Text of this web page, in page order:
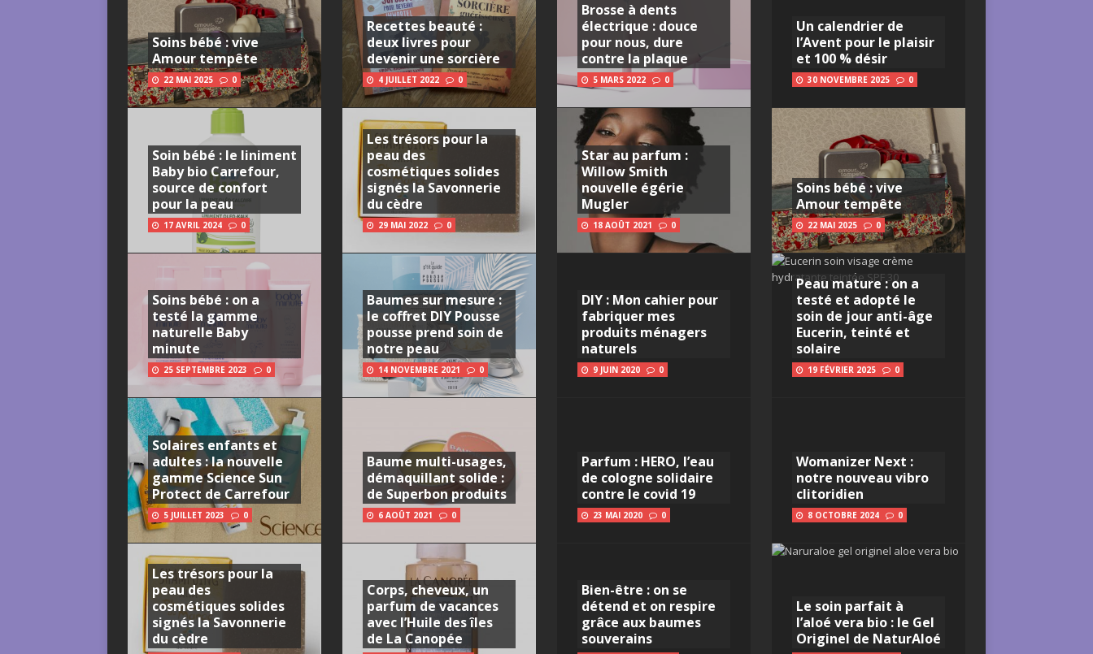
Soins bébé : vive
Amour tempête
22 MAI 2025 0
Soin bébé : le liniment
Baby bio Carrefour,
source de confort
pour la peau
17 AVRIL 2024 0
Soins bébé : on a
testé la gamme
naturelle Baby
minute
25 SEPTEMBRE 2023 0
Solaires enfants et
adultes : la nouvelle
gamme Science Sun
Protect de Carrefour
5 JUILLET 2023 0
Les trésors pour la
peau des
cosmétiques solides
signés la Savonnerie
du cèdre
Recettes beauté :
deux livres pour
devenir une sorcière
4 JUILLET 2022 0
Les trésors pour la
peau des
cosmétiques solides
signés la Savonnerie
du cèdre
29 MAI 2022 0
Baumes sur mesure :
le coffret DIY Pousse
pousse prend soin de
notre peau
14 NOVEMBRE 2021 0
Baume multi-usages,
démaquillant solide :
de Superbon produits
6 AOÛT 2021 0
Corps, cheveux, un
parfum de vacances
avec l’Huile des îles
de La Canopée
Brosse à dents
électrique : douce
pour nous, dure
contre la plaque
5 MARS 2022 0
Star au parfum :
Willow Smith
nouvelle égérie
Mugler
18 AOÛT 2021 0
DIY : Mon cahier pour
fabriquer mes
produits ménagers
naturels
9 JUIN 2020 0
Parfum : HERO, l’eau
de cologne solidaire
contre le covid 19
23 MAI 2020 0
Bien-être : on se
détend et on respire
grâce aux baumes
souverains
Un calendrier de
l’Avent pour le plaisir
et 100 % désir
30 NOVEMBRE 2025 0
Soins bébé : vive
Amour tempête
22 MAI 2025 0
Peau mature : on a
testé et adopté le
soin de jour anti-âge
Eucerin, teinté et
solaire
19 FÉVRIER 2025 0
Womanizer Next :
notre nouveau vibro
clitoridien
8 OCTOBRE 2024 0
Le soin parfait à
l’aloé vera bio : le Gel
Originel de NaturAloé